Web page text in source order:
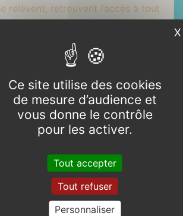
relèvent, retrouvent l’accès à tout
et rebondissent. Grâce au
je retrace avec eux de nouveaux
pour ouvrir les possibles.
Contact
06 79 26 59 36
Envoyer un message
Ce site utilise des cookies
de mesure d’audience et
vous donne le contrôle
pour les activer.
Tout accepter
Tout refuser
Personnaliser
X